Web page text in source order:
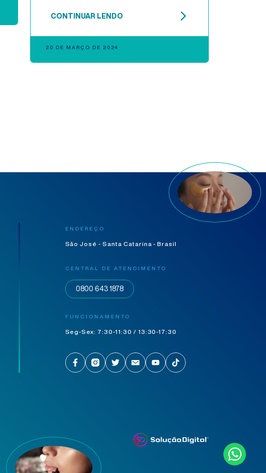
CONTINUAR LENDO
20 DE MARÇO DE 2024
ENDEREÇO
São José - Santa Catarina - Brasil
CENTRAL DE ATENDIMENTO
0800 643 1878
FUNCIONAMENTO
Seg-Sex: 7:30-11:30 / 13:30-17:30